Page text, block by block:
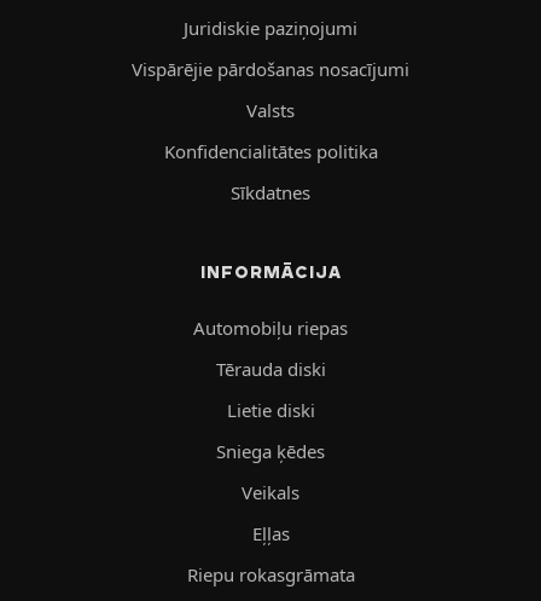
Juridiskie paziņojumi
Vispārējie pārdošanas nosacījumi
Valsts
Konfidencialitātes politika
Sīkdatnes
INFORMĀCIJA
Automobiļu riepas
Tērauda diski
Lietie diski
Sniega ķēdes
Veikals
Eļļas
Riepu rokasgrāmata